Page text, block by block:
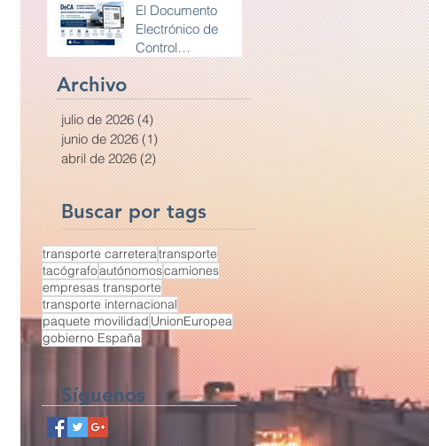
carretera y la
competencia en
Europa
El Documento
Electrónico de
Control
Administrativo
(DeCA) ya tiene
definidos sus
requisitos técnicos
Archivo
julio de 2026 (4)4 entradas
junio de 2026 (1)1 entrada
abril de 2026 (2)2 entradas
Buscar por tags
transporte carreteratransporte
tacógrafoautónomoscamiones
empresas transporte
transporte internacional
paquete movilidad UnionEuropea
gobierno España
Síguenos